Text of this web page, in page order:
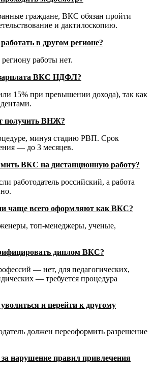
граждане, ВКС обязан пройти
и дактилоскопию.
в другом регионе?
работы нет.
зарплата ВКС НДФЛ?
15% при превышении дохода), так как
получить ВНЖ?
минуя стадию РВП. Срок
— до 3 месяцев.
ВКС на дистанционную работу?
работодатель российский, а работа
чаще всего оформляют как ВКС?
топ-менеджеры, ученые,
диплом ВКС?
— нет, для педагогических,
— требуется процедура
и перейти к другому
должен переоформить разрешение
нарушение правил привлечения